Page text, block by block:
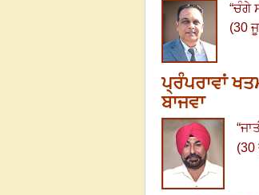
“ਚੰਗੇ
(30
ਪ੍ਰੰਪਰਾਵਾਂ
ਬਾਜਵਾ
“
(30